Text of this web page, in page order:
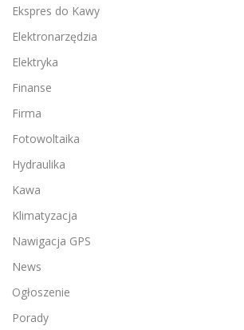
Ekspres do Kawy
Elektronarzędzia
Elektryka
Finanse
Firma
Fotowoltaika
Hydraulika
Kawa
Klimatyzacja
Nawigacja GPS
News
Ogłoszenie
Porady